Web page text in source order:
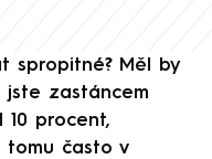
spropitné? Měl by
zastáncem
10 procent,
tomu často v